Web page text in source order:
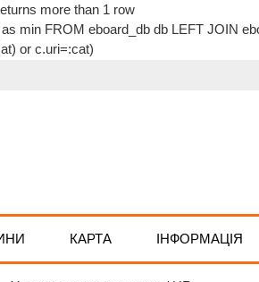
more than 1 row
min FROM eboard_db db LEFT JOIN
or c.uri=:cat)
КАРТА ІНФОРМАЦІЯ